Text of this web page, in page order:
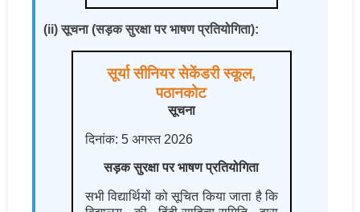
(ii) सूचना (सड़क सुरक्षा पर भाषण प्रतियोगिता):
सूर्या सीनियर सेकेंडरी स्कूल,
पठानकोट
सूचना
दिनांक: 5 अगस्त 2026
सड़क सुरक्षा पर भाषण प्रतियोगिता
सभी विद्यार्थियों को सूचित किया जाता है कि